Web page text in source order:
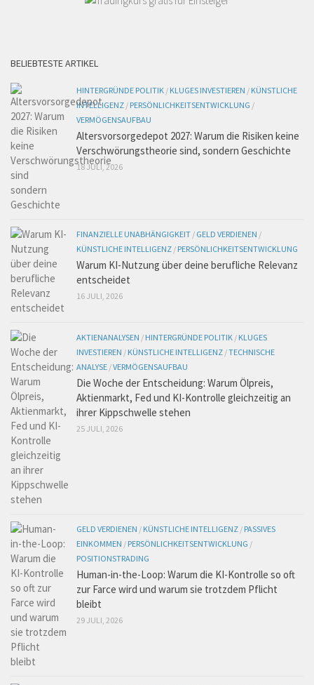
BELIEBTESTE ARTIKEL
HINTERGRÜNDE POLITIK / KLUGES INVESTIEREN / KÜNSTLICHE
INTELLIGENZ / PERSÖNLICHKEITSENTWICKLUNG /
VERMÖGENSAUFBAU
Altersvorsorgedepot 2027: Warum die Risiken keine
Verschwörungstheorie sind, sondern Geschichte
18 JULI, 2026
FINANZIELLE UNABHÄNGIGKEIT / GELD VERDIENEN /
KÜNSTLICHE INTELLIGENZ / PERSÖNLICHKEITSENTWICKLUNG
Warum KI-Nutzung über deine berufliche Relevanz
entscheidet
16 JULI, 2026
AKTIENANALYSEN / HINTERGRÜNDE POLITIK / KLUGES
INVESTIEREN / KÜNSTLICHE INTELLIGENZ /TECHNISCHE
ANALYSE /VERMÖGENSAUFBAU
Die Woche der Entscheidung: Warum Ölpreis,
Aktienmarkt, Fed und KI-Kontrolle gleichzeitig an
ihrer Kippschwelle stehen
25 JULI, 2026
GELD VERDIENEN / KÜNSTLICHE INTELLIGENZ / PASSIVES
EINKOMMEN / PERSÖNLICHKEITSENTWICKLUNG /
POSITIONSTRADING
Human-in-the-Loop: Warum die KI-Kontrolle so oft
zur Farce wird und warum sie trotzdem Pflicht
bleibt
29 JULI, 2026